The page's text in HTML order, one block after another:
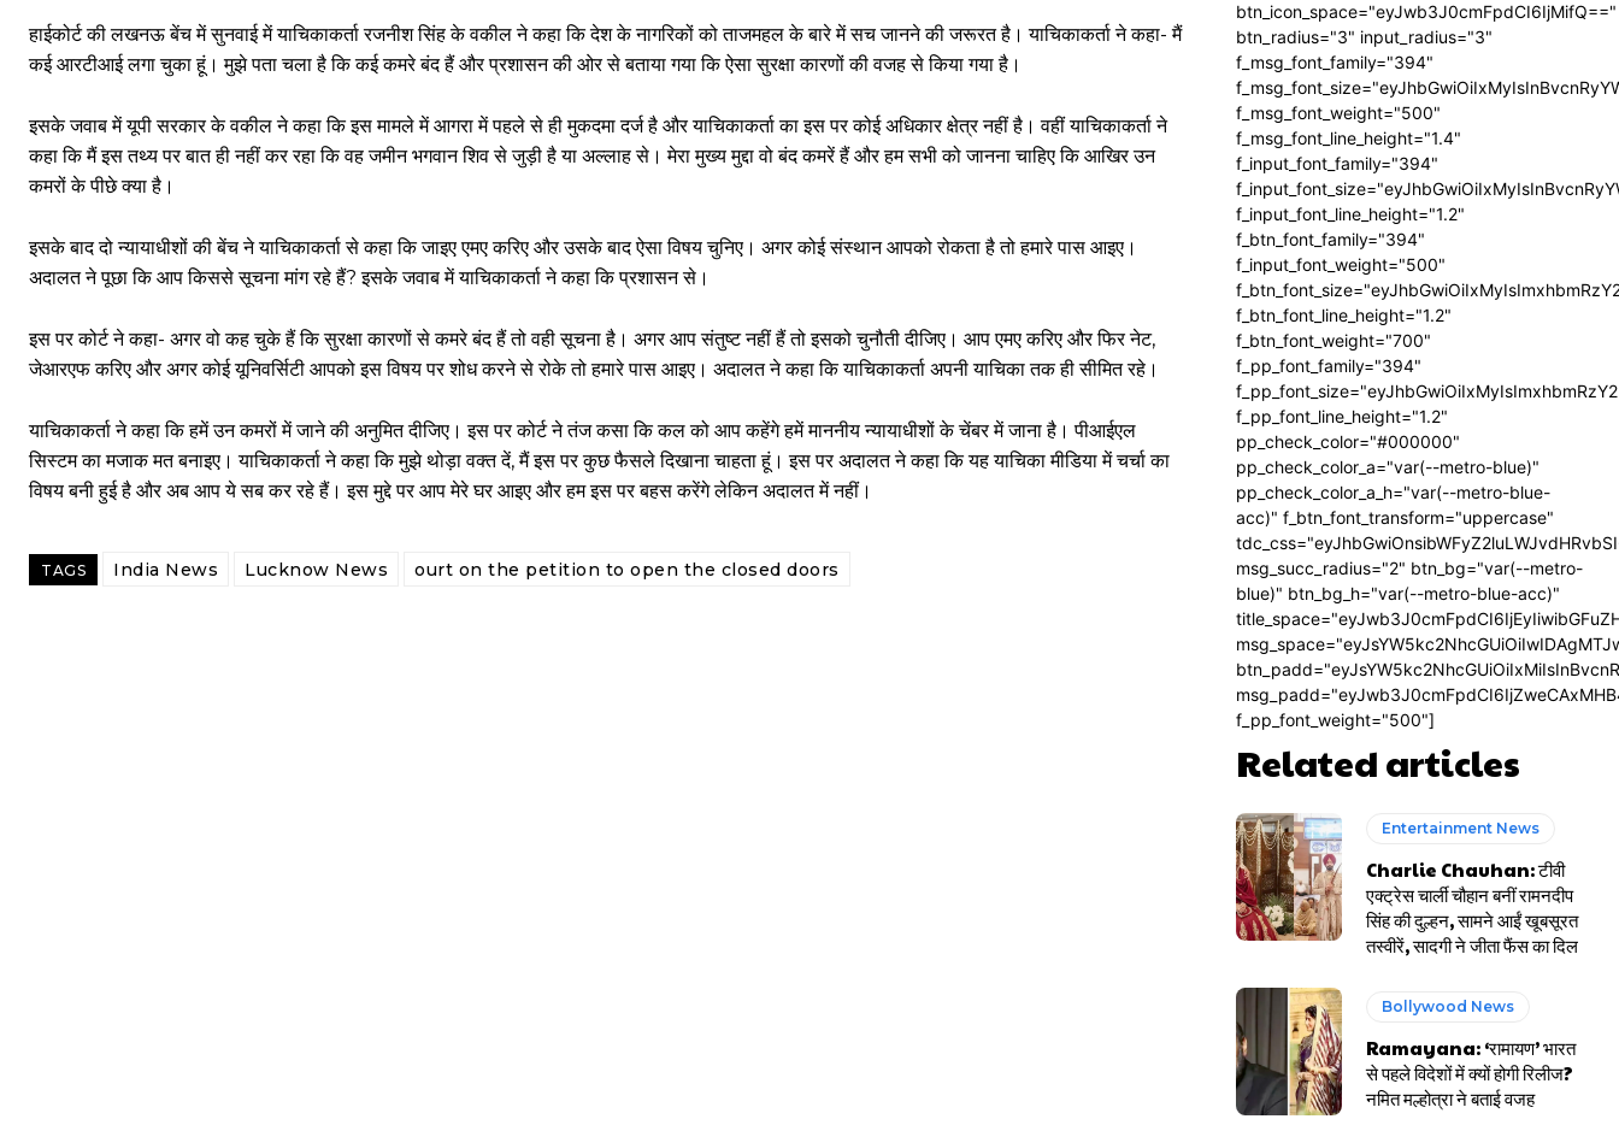
हाईकोर्ट की लखनऊ बेंच में सुनवाई में याचिकाकर्ता रजनीश सिंह के वकील ने कहा कि देश के नागरिकों को ताजमहल के बारे में सच जानने की जरूरत है। याचिकाकर्ता ने कहा- मैं
कई आरटीआई लगा चुका हूं। मुझे पता चला है कि कई कमरे बंद हैं और प्रशासन की ओर से बताया गया कि ऐसा सुरक्षा कारणों की वजह से किया गया है।
इसके जवाब में यूपी सरकार के वकील ने कहा कि इस मामले में आगरा में पहले से ही मुकदमा दर्ज है और याचिकाकर्ता का इस पर कोई अधिकार क्षेत्र नहीं है। वहीं याचिकाकर्ता ने
कहा कि मैं इस तथ्य पर बात ही नहीं कर रहा कि वह जमीन भगवान शिव से जुड़ी है या अल्लाह से। मेरा मुख्य मुद्दा वो बंद कमरें हैं और हम सभी को जानना चाहिए कि आखिर उन
कमरों के पीछे क्या है।
इसके बाद दो न्यायाधीशों की बेंच ने याचिकाकर्ता से कहा कि जाइए एमए करिए और उसके बाद ऐसा विषय चुनिए। अगर कोई संस्थान आपको रोकता है तो हमारे पास आइए।
अदालत ने पूछा कि आप किससे सूचना मांग रहे हैं? इसके जवाब में याचिकाकर्ता ने कहा कि प्रशासन से।
इस पर कोर्ट ने कहा- अगर वो कह चुके हैं कि सुरक्षा कारणों से कमरे बंद हैं तो वही सूचना है। अगर आप संतुष्ट नहीं हैं तो इसको चुनौती दीजिए। आप एमए करिए और फिर नेट,
जेआरएफ करिए और अगर कोई यूनिवर्सिटी आपको इस विषय पर शोध करने से रोके तो हमारे पास आइए। अदालत ने कहा कि याचिकाकर्ता अपनी याचिका तक ही सीमित रहे।
याचिकाकर्ता ने कहा कि हमें उन कमरों में जाने की अनुमित दीजिए। इस पर कोर्ट ने तंज कसा कि कल को आप कहेंगे हमें माननीय न्यायाधीशों के चेंबर में जाना है। पीआईएल
सिस्टम का मजाक मत बनाइए। याचिकाकर्ता ने कहा कि मुझे थोड़ा वक्त दें, मैं इस पर कुछ फैसले दिखाना चाहता हूं। इस पर अदालत ने कहा कि यह याचिका मीडिया में चर्चा का
विषय बनी हुई है और अब आप ये सब कर रहे हैं। इस मुद्दे पर आप मेरे घर आइए और हम इस पर बहस करेंगे लेकिन अदालत में नहीं।
TAGS India News Lucknow News ourt on the petition to open the closed doors
btn_icon_space="eyJwb3J0cmFpdCI6IjMifQ=="
btn_radius="3" input_radius="3"
f_msg_font_family="394"
f_msg_font_weight="500"
f_msg_font_line_height="1.4"
f_input_font_family="394"
f_input_font_line_height="1.2"
f_btn_font_family="394"
f_input_font_weight="500"
f_btn_font_line_height="1.2"
f_btn_font_weight="700"
f_pp_font_family="394"
f_pp_font_line_height="1.2"
pp_check_color="#000000"
pp_check_color_a="var(--metro-blue)"
pp_check_color_a_h="var(--metro-blue-
acc)" f_btn_font_transform="uppercase"
msg_succ_radius="2" btn_bg="var(--metro-
blue)" btn_bg_h="var(--metro-blue-acc)"
f_pp_font_weight="500"]
Related articles
Entertainment News
Charlie Chauhan: टीवी
एक्ट्रेस चार्ली चौहान बनीं रामनदीप
सिंह की दुल्हन, सामने आईं खूबसूरत
तस्वीरें, सादगी ने जीता फैंस का दिल
Bollywood News
Ramayana: ‘रामायण’ भारत
से पहले विदेशों में क्यों होगी रिलीज?
नमित मल्होत्रा ने बताई वजह